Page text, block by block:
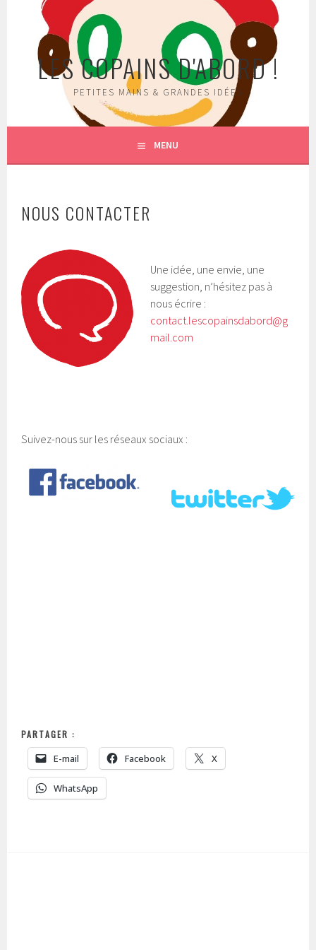
contenu
principalLES COPAINS D'ABORD !
PETITES MAINS & GRANDES IDÉES
MENU
NOUS CONTACTER
Une idée, une envie, une
suggestion, n’hésitez pas à
nous écrire :
contact.lescopainsdabord@g
mail.com
Suivez-nous sur les réseaux sociaux :
PARTAGER :
E-mail Facebook X
WhatsApp